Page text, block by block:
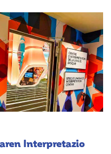
Interpretazio